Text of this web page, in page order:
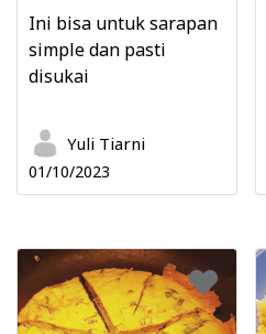
Ini bisa untuk sarapan
simple dan pasti
disukai
Yuli Tiarni
01/10/2023